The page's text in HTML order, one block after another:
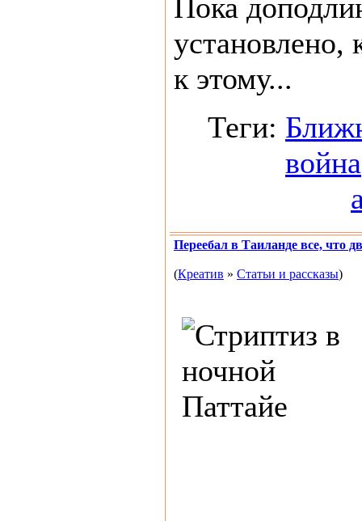
Пока
установлено,
к этому...
Теги:
война
Переебал в Таиланде все, что
(Креатив » Статьи и рассказы)